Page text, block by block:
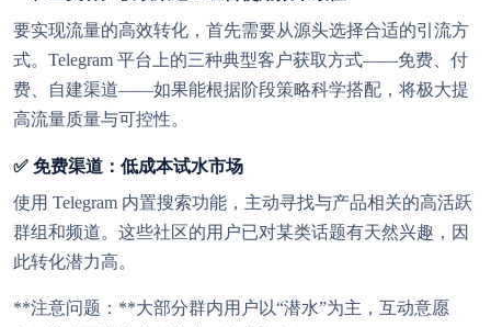
要实现流量的高效转化，首先需要从源头选择合适的引流方
式。Telegram 平台上的三种典型客户获取方式——免费、付
费、自建渠道——如果能根据阶段策略科学搭配，将极大提
高流量质量与可控性。
✅ 免费渠道：低成本试水市场
使用 Telegram 内置搜索功能，主动寻找与产品相关的高活跃
群组和频道。这些社区的用户已对某类话题有天然兴趣，因
此转化潜力高。
**注意问题：**大部分群内用户以“潜水”为主，互动意愿